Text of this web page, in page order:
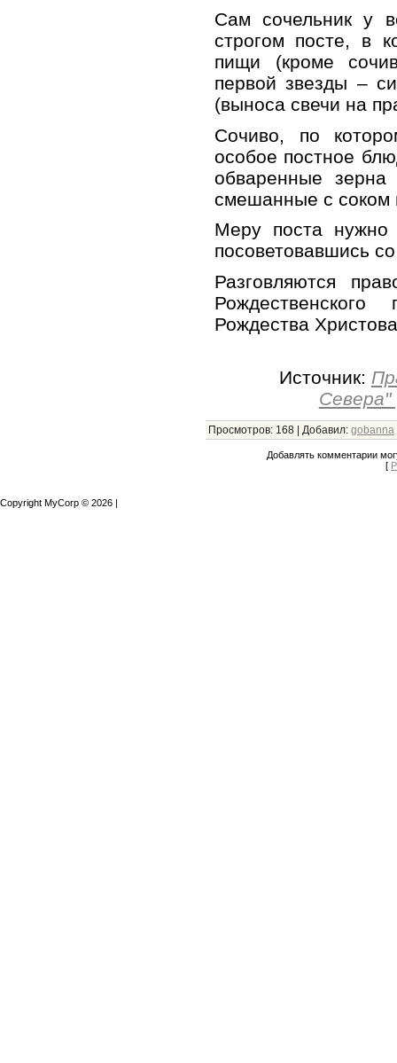
Сам сочельник у
строгом посте, в
пищи (кроме
первой звезды –
(выноса свечи на
Сочиво, по
особое постное
обваренные
смешанные с соком
Меру поста
посоветовавшись
Разговляются
Рождества
Источник:
Севера"
Просмотров: 168| Добавил: gobanna
Добавлять комментарии
[
Copyright MyCorp © 2026 |